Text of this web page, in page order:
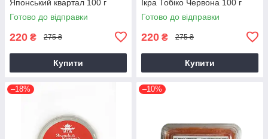
Японський квартал 100 г
Готово до відправки
220 ₴ 275 ₴
Купити
Ікра Тобіко Червона 100 г
Готово до відправки
220 ₴ 275 ₴
Купити
–18% –10%